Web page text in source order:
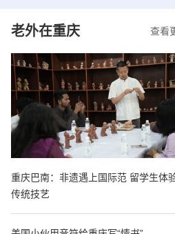
查看
老外在重庆
重庆巴南：非遗遇上国际范 留学生体
传统技艺